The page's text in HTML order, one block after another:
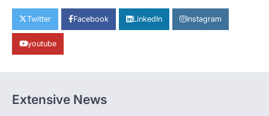
CG: छिपली की दीदियों का कमाल, बकरी
पालन से बढ़ी आय और मजबूत हुआ आत्मविश्वास
बनाने की दिशा में जिले के नगरी…
CHHATTISGARH
Twitter Facebook LinkedIn Instagram
youtube
Extensive News